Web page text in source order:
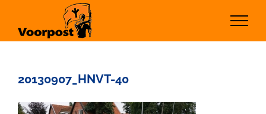
inhoud
20130907_HNVT-40